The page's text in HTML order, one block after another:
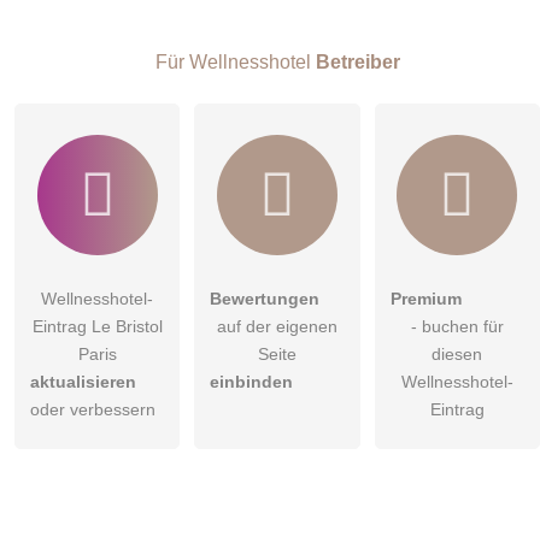
Besucher sichtbarFür Wellnesshotel Betreiber
Wellnesshotel-
Eintrag Le Bristol
Paris
aktualisieren
oder verbessern
Bewertungen
auf der eigenen
Seite
einbinden
Premium
- buchen für
diesen
Wellnesshotel-
Eintrag